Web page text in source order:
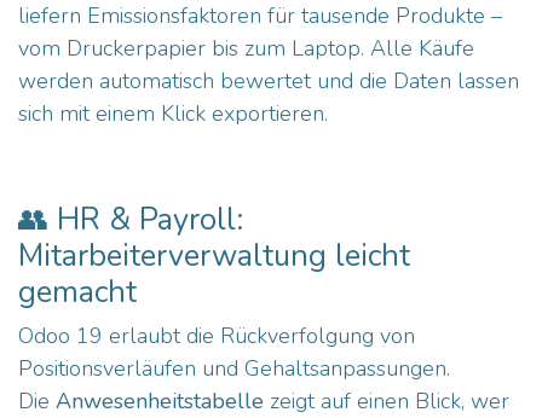
liefern Emissionsfaktoren für tausende Produkte –
vom Druckerpapier bis zum Laptop. Alle Käufe
werden automatisch bewertet und die Daten lassen
sich mit einem Klick exportieren.
👥 HR & Payroll:
Mitarbeiterverwaltung leicht
gemacht
Odoo 19 erlaubt die Rückverfolgung von
Positionsverläufen und Gehaltsanpassungen.
Die Anwesenheitstabelle zeigt auf einen Blick, wer